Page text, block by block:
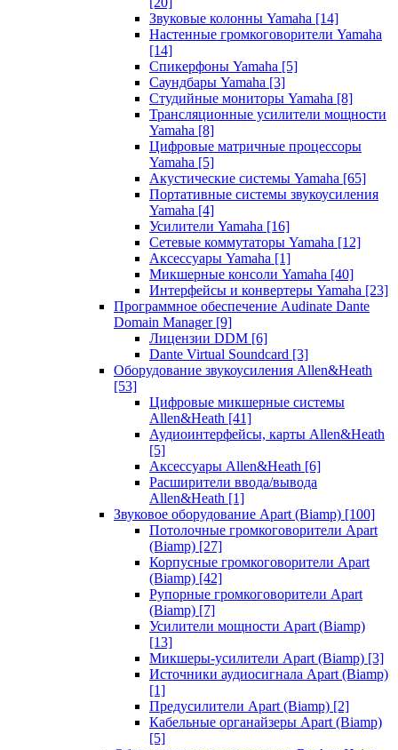
Звуковые колонны Yamaha [14]
Настенные громкоговорители Yamaha
[14]
Спикерфоны Yamaha [5]
Саундбары Yamaha [3]
Студийные мониторы Yamaha [8]
Трансляционные усилители мощности
Yamaha [8]
Цифровые матричные процессоры
Yamaha [5]
Акустические системы Yamaha [65]
Портативные системы звукоусиления
Yamaha [4]
Усилители Yamaha [16]
Сетевые коммутаторы Yamaha [12]
Аксессуары Yamaha [1]
Микшерные консоли Yamaha [40]
Интерфейсы и конвертеры Yamaha [23]
Программное обеспечение Audinate Dante
Domain Manager [9]
Лицензии DDM [6]
Dante Virtual Soundcard [3]
Оборудование звукоусиления Allen&Heath
[53]
Цифровые микшерные системы
Allen&Heath [41]
Аудиоинтерфейсы, карты Allen&Heath
[5]
Аксессуары Allen&Heath [6]
Расширители ввода/вывода
Allen&Heath [1]
Звуковое оборудование Apart (Biamp) [100]
Потолочные громкоговорители Apart
(Biamp) [27]
Корпусные громкоговорители Apart
(Biamp) [42]
Рупорные громкоговорители Apart
(Biamp) [7]
Усилители мощности Apart (Biamp)
[13]
Микшеры-усилители Apart (Biamp) [3]
Источники аудиосигнала Apart (Biamp)
[1]
Предусилители Apart (Biamp) [2]
Кабельные органайзеры Apart (Biamp)
[5]